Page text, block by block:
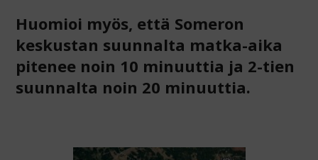
Huomioi myös, että Someron
keskustan suunnalta matka-aika
pitenee noin 10 minuuttia ja 2-tien
suunnalta noin 20 minuuttia.